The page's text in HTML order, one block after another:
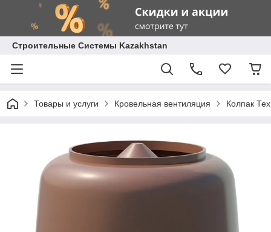
Строительные Системы Kazakhstan
Товары и услуги Кровельная вентиляция Колпак